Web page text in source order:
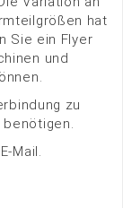
hat
Sie ein Flyer
und
zu
Mail.